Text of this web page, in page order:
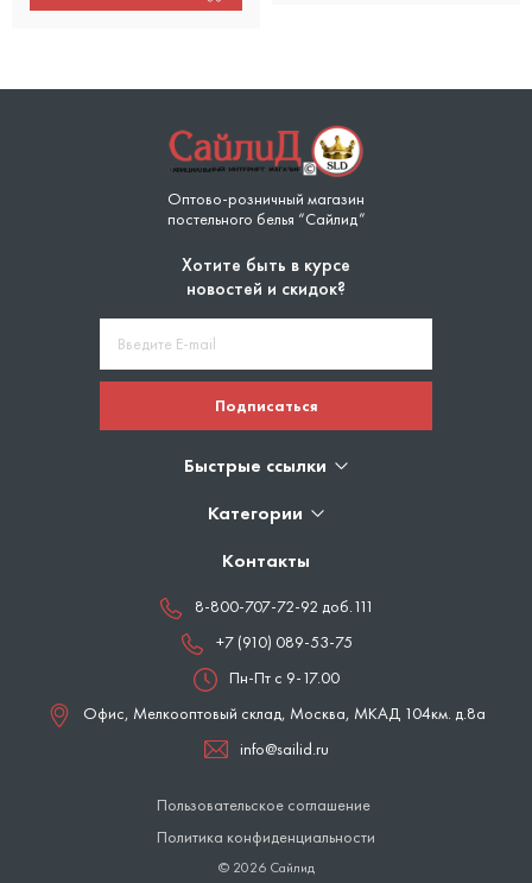
Оптово-розничный магазин
постельного белья “Сайлид”
Хотите быть в курсе
новостей и скидок?
Подписаться
Быстрые ссылки
Категории
Контакты
8-800-707-72-92 доб.111
+7 (910) 089-53-75
Пн-Пт с 9-17.00
Офис, Мелкооптовый склад, Москва, МКАД 104км. д.8а
info@sailid.ru
© 2026 Сайлид
Пользовательское соглашение
Политика конфиденциальности